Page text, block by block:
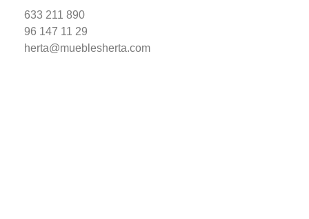
633 211 890
96 147 11 29
herta@mueblesherta.com